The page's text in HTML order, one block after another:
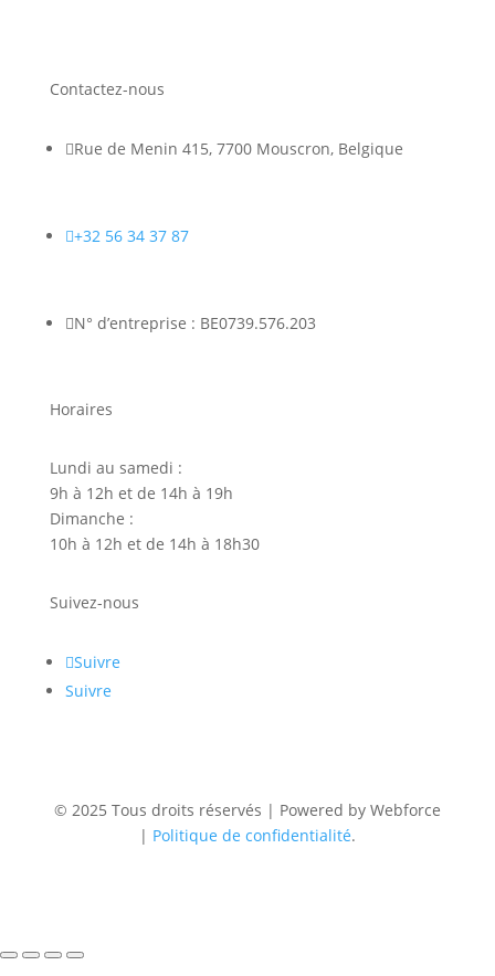
Contactez-nous
Rue de Menin 415, 7700 Mouscron, Belgique
+32 56 34 37 87
N° d’entreprise : BE0739.576.203
Horaires
Lundi au samedi :
9h à 12h et de 14h à 19h
Dimanche :
10h à 12h et de 14h à 18h30
Suivez-nous
Suivre
Suivre
© 2025 Tous droits réservés | Powered by Webforce
| Politique de confidentialité.